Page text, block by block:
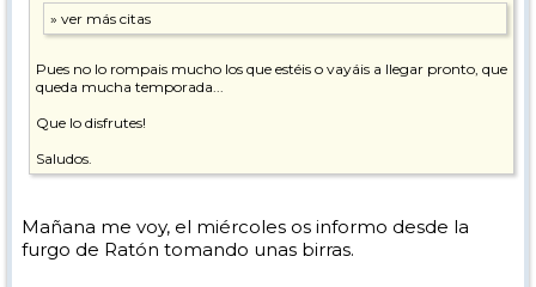
Pues no lo rompais mucho los que estéis o vayáis a llegar pronto, que
queda mucha temporada...
Que lo disfrutes!
Saludos.
Mañana me voy, el miércoles os informo desde la
furgo de Ratón tomando unas birras.